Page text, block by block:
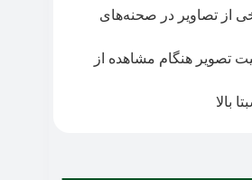
از تصاویر در صحنه‌های
تصویر هنگام مشاهده از
بالا